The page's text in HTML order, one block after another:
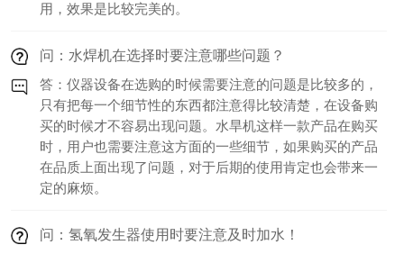
用，效果是比较完美的。
问：水焊机在选择时要注意哪些问题？
答：仪器设备在选购的时候需要注意的问题是比较多的，
只有把每一个细节性的东西都注意得比较清楚，在设备购
买的时候才不容易出现问题。水旱机这样一款产品在购买
时，用户也需要注意这方面的一些细节，如果购买的产品
在品质上面出现了问题，对于后期的使用肯定也会带来一
定的麻烦。
问：氢氧发生器使用时要注意及时加水！